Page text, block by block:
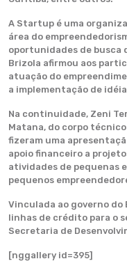
A Startup é uma
área do
oportunidades de busca
Brizola afirmou aos
atuação do
a implementação de
Na continuidade, Zeni
Matana, do corpo
fizeram uma
apoio financeiro a
atividades de pequenas
pequenos
Vinculada ao governo do
linhas de crédito para o
Secretaria de
[nggallery id=395]